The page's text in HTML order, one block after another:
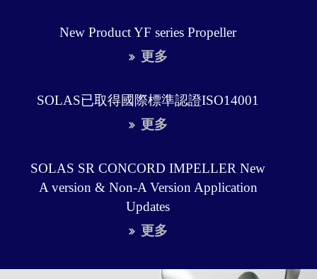
New Product YF series Propeller
更多
SOLAS已取得國際標準認證ISO14001
更多
SOLAS SR CONCORD IMPELLER New
A version & Non-A Version Application
Updates
更多